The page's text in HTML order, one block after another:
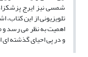
شمسی نیز ایرج
تلویزیونی از این
اهمیت به نظر می رسد و
و در پی احیای گذشته ای